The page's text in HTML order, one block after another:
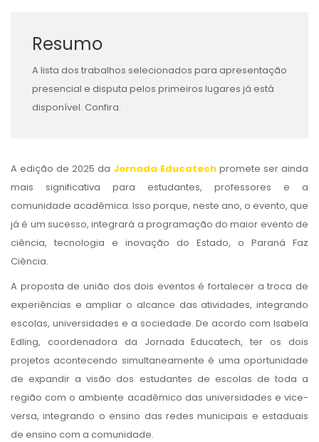
Resumo
A lista dos trabalhos selecionados para apresentação
presencial e disputa pelos primeiros lugares já está
disponível. Confira.
A edição de 2025 da Jornada Educatech promete ser ainda
mais significativa para estudantes, professores e a
comunidade acadêmica. Isso porque, neste ano, o evento, que
já é um sucesso, integrará a programação do maior evento de
ciência, tecnologia e inovação do Estado, o Paraná Faz
Ciência.
A proposta de união dos dois eventos é fortalecer a troca de
experiências e ampliar o alcance das atividades, integrando
escolas, universidades e a sociedade. De acordo com Isabela
Edling, coordenadora da Jornada Educatech, ter os dois
projetos acontecendo simultaneamente é uma oportunidade
de expandir a visão dos estudantes de escolas de toda a
região com o ambiente acadêmico das universidades e vice-
versa, integrando o ensino das redes municipais e estaduais
de ensino com a comunidade.